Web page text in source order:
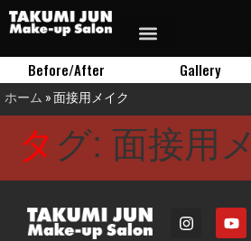
Before/After Gallery
ホーム »面接用メイク
タグ: 面接用